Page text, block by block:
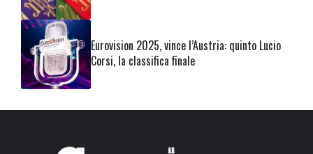
Eurovision 2025, vince l’Austria: quinto Lucio
Corsi, la classifica finale